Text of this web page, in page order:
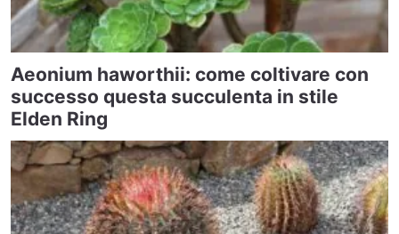
Aeonium haworthii: come coltivare con
successo questa succulenta in stile
Elden Ring